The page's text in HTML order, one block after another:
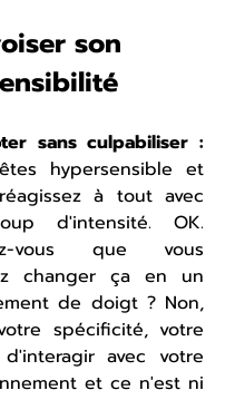
son
sans culpabiliser :
hypersensible et
à tout avec
d'intensité. OK.
vous que vous
changer ça en un
de doigt ? Non,
spécificité, votre
avec votre
et ce n'est ni